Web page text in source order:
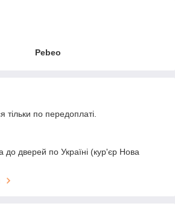
Pebeo
тільки по передоплаті.
до дверей по Україні (кур'єр Нова